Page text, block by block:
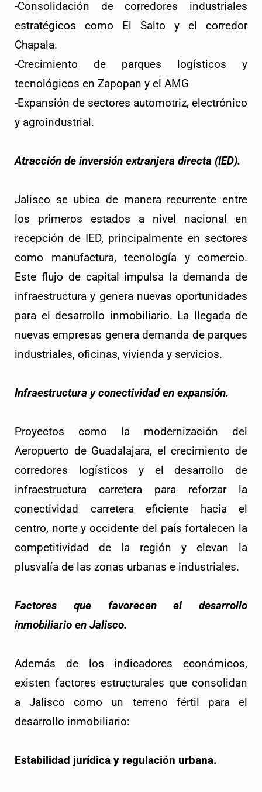
-Consolidación de corredores industriales
estratégicos como El Salto y el corredor
Chapala.
-Crecimiento de parques logísticos y
tecnológicos en Zapopan y el AMG
-Expansión de sectores automotriz, electrónico
y agroindustrial.
Atracción de inversión extranjera directa (IED).
Jalisco se ubica de manera recurrente entre
los primeros estados a nivel nacional en
recepción de IED, principalmente en sectores
como manufactura, tecnología y comercio.
Este flujo de capital impulsa la demanda de
infraestructura y genera nuevas oportunidades
para el desarrollo inmobiliario. La llegada de
nuevas empresas genera demanda de parques
industriales, oficinas, vivienda y servicios.
Infraestructura y conectividad en expansión.
Proyectos como la modernización del
Aeropuerto de Guadalajara, el crecimiento de
corredores logísticos y el desarrollo de
infraestructura carretera para reforzar la
conectividad carretera eficiente hacia el
centro, norte y occidente del país fortalecen la
competitividad de la región y elevan la
plusvalía de las zonas urbanas e industriales.
Factores que favorecen el desarrollo
inmobiliario en Jalisco.
Además de los indicadores económicos,
existen factores estructurales que consolidan
a Jalisco como un terreno fértil para el
desarrollo inmobiliario:
Estabilidad jurídica y regulación urbana.